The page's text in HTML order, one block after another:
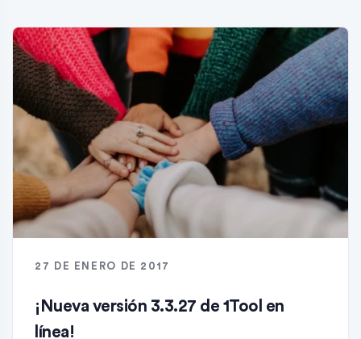
27 DE ENERO DE 2017
¡Nueva versión 3.3.27 de 1Tool en
línea!